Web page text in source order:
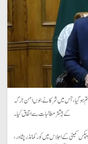
ہوگیا، جس میں شرکا نے بنوں امن جرگہ
کے بیشتر مطالبات سے اتفاق کیا۔
کمیٹی کے اجلاس میں کور کمانڈر پشاور،